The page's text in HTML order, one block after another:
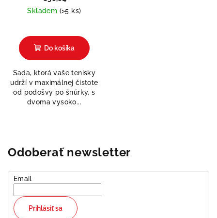
Skladem (>5 ks)
Do košíka
Sada, ktorá vaše tenisky
udrží v maximálnej čistote
od podošvy po šnúrky. s
dvoma vysoko...
Odoberať newsletter
Email
Prihlásiť sa